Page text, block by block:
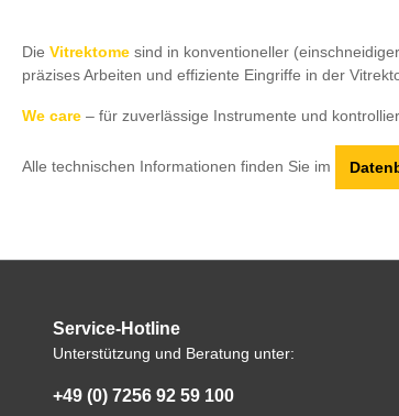
Die Vitrektome sind in konventioneller
präzises Arbeiten und effiziente Eingriffe in der
We care – für zuverlässige Instrumente und
Alle technischen Informationen finden Sie im
Service-Hotline
Unterstützung und Beratung unter:
+49 (0) 7256 92 59 100